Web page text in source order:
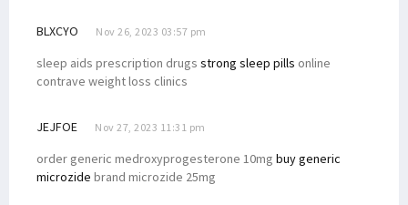
BLXCYO Nov 26, 2023 03:57 pm
sleep aids prescription drugs strong sleep pills online
contrave weight loss clinics
JEJFOE Nov 27, 2023 11:31 pm
order generic medroxyprogesterone 10mg buy generic
microzide brand microzide 25mg